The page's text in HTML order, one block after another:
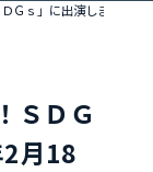
Ｇｓ」に出演しました（
ＳＤＧ
月18